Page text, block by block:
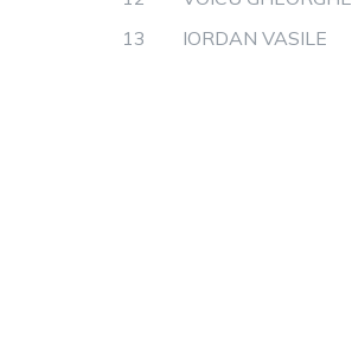
13
IORDAN VASILE